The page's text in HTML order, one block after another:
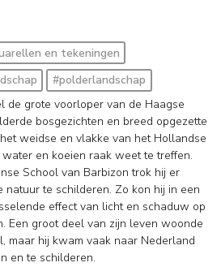
en tekeningen
#polderlandschap
grote voorloper van de Haagse
bosgezichten en breed opgezette
weidse en vlakke van het Hollandse
en koeien raak weet te treffen.
School van Barbizon trok hij er
natuur te schilderen. Zo kon hij in een
effect van licht en schaduw op
Een groot deel van zijn leven woonde
maar hij kwam vaak naar Nederland
en te schilderen.